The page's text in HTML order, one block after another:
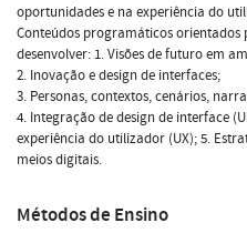
oportunidades e na experiência do
Conteúdos programáticos orientados
desenvolver: 1. Visões de futuro em
2. Inovação e design de interfaces;
3. Personas, contextos, cenários,
4. Integração de design de interface
experiência do utilizador (UX); 5.
meios digitais.
Métodos de Ensino